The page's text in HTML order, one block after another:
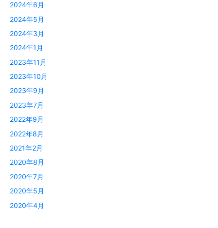
2024年6月
2024年5月
2024年3月
2024年1月
2023年11月
2023年10月
2023年9月
2023年7月
2022年9月
2022年8月
2021年2月
2020年8月
2020年7月
2020年5月
2020年4月